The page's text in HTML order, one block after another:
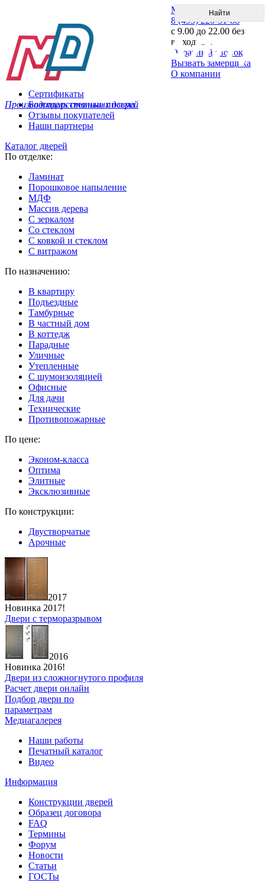
Производитель стальных дверей
Меню
8 (495) 220-51-88
с 9.00 до 22.00 без
выходных
Обратный звонок
Вызвать замерщика
О компании
Сертификаты
Благодарственные письма
Отзывы покупателей
Наши партнеры
Каталог дверей
По отделке:
Ламинат
Порошковое напыление
МДФ
Массив дерева
С зеркалом
Со стеклом
С ковкой и стеклом
С витражом
По назначению:
В квартиру
Подъездные
Тамбурные
В частный дом
В коттедж
Парадные
Уличные
Утепленные
C шумоизоляцией
Офисные
Для дачи
Технические
Противопожарные
По цене:
Эконом-класса
Оптима
Элитные
Эксклюзивные
По конструкции:
Двустворчатые
Арочные
2017
Новинка 2017!
Двери с терморазрывом
2016
Новинка 2016!
Двери из сложногнутого профиля
Расчет двери онлайн
Подбор двери по
параметрам
Медиагалерея
Наши работы
Печатный каталог
Видео
Информация
Конструкции дверей
Образец договора
FAQ
Термины
Форум
Новости
Статьи
ГОСТы